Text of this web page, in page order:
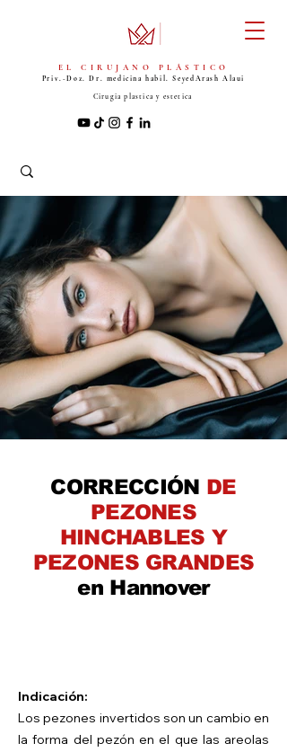
EL CIRUJANO PLÁSTICO
Priv.-Doz. Dr. medicina habil. Seyed Arash Alaui
Cirugia plastica y estetica
CORRECCIÓN DE
PEZONES
HINCHABLES Y
PEZONES GRANDES
en Hannover
Indicación:
Los pezones invertidos son un cambio en
la forma del pezón en el que las areolas